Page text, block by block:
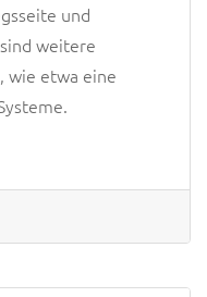
und
weitere
wie etwa eine